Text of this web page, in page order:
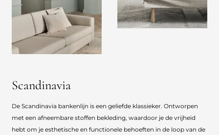
Scandinavia
De Scandinavia bankenlijn is een geliefde klassieker. Ontworpen
met een afneembare stoffen bekleding, waardoor je de vrijheid
hebt om je esthetische en functionele behoeften in de loop van de